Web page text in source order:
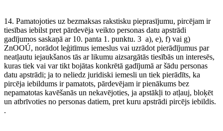
14. Pamatojoties uz bezmaksas rakstisku pieprasījumu, pircējam ir
tiesības iebilst pret pārdevēja veikto personas datu apstrādi
gadījumos saskaņā ar 10. panta 1. punktu. 3 a), e), f) vai g)
ZnOOÚ, norādot leģitīmus iemeslus vai uzrādot pierādījumus par
neatļautu iejaukšanos tās ar likumu aizsargātās tiesībās un interesēs,
kuras tiek vai var tikt bojātas konkrētā gadījumā ar šādu personas
datu apstrādi; ja to neliedz juridiski iemesli un tiek pierādīts, ka
pircēja iebildums ir pamatots, pārdevējam ir pienākums bez
nepamatotas kavēšanās un nekavējoties, ja apstākļi to atļauj, bloķēt
un atbrīvoties no personas datiem, pret kuru apstrādi pircējs iebildis.
.